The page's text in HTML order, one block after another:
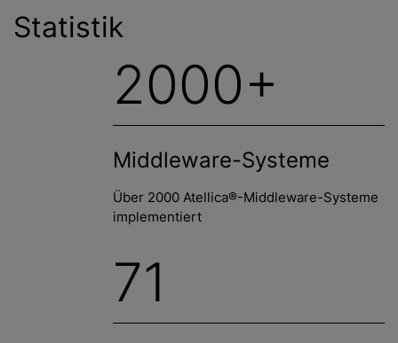
Statistik
2000+
Middleware-Systeme
Über 2000 Atellica®-Middleware-Systeme
implementiert
71